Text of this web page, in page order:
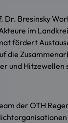
Bresinsky
im
fördert
die
und
der OTH